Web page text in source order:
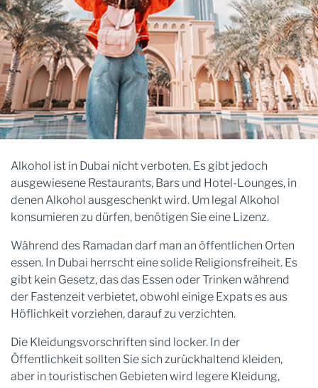
Alkohol ist in Dubai nicht verboten. Es gibt jedoch
ausgewiesene Restaurants, Bars und Hotel-Lounges, in
denen Alkohol ausgeschenkt wird. Um legal Alkohol
konsumieren zu dürfen, benötigen Sie eine Lizenz.
Während des Ramadan darf man an öffentlichen Orten
essen. In Dubai herrscht eine solide Religionsfreiheit. Es
gibt kein Gesetz, das das Essen oder Trinken während
der Fastenzeit verbietet, obwohl einige Expats es aus
Höflichkeit vorziehen, darauf zu verzichten.
Die Kleidungsvorschriften sind locker. In der
Öffentlichkeit sollten Sie sich zurückhaltend kleiden,
aber in touristischen Gebieten wird legere Kleidung,